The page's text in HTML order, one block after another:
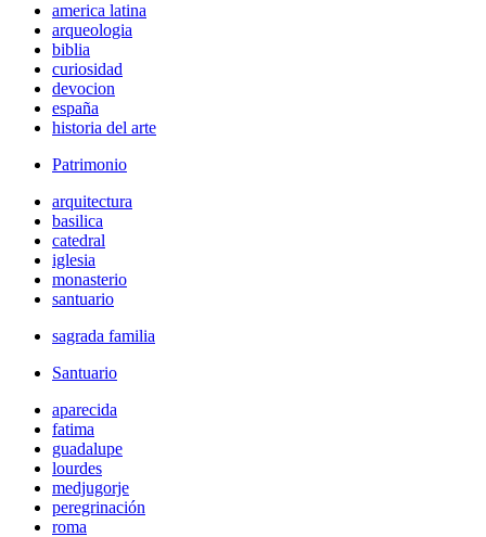
america latina
arqueologia
biblia
curiosidad
devocion
españa
historia del arte
Patrimonio
arquitectura
basilica
catedral
iglesia
monasterio
santuario
sagrada familia
Santuario
aparecida
fatima
guadalupe
lourdes
medjugorje
peregrinación
roma